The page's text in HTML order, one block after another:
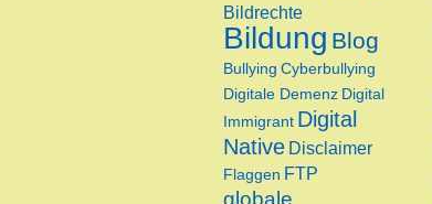
Bildrechte
Bildung Blog
Bullying Cyberbullying
Digitale Demenz Digital
Immigrant Digital
Native Disclaimer
Flaggen FTP
globale